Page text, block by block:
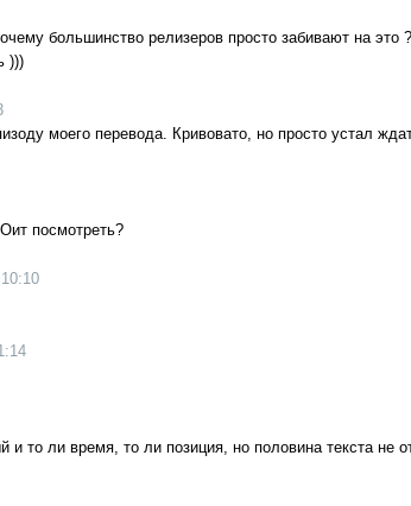
большинство релизеров просто забивают на это
)))
моего перевода. Кривовато, но просто устал
посмотреть?
то ли время, то ли позиция, но половина текста не